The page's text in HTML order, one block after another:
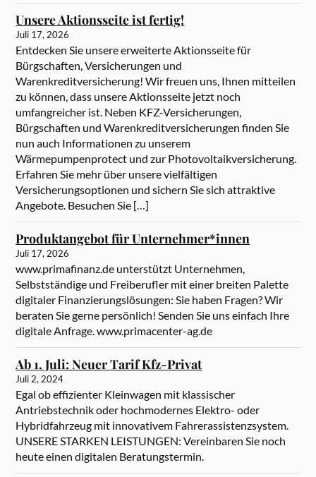
Unsere Aktionsseite ist fertig!
Juli 17, 2026
Entdecken Sie unsere erweiterte Aktionsseite für
Bürgschaften, Versicherungen und
Warenkreditversicherung! Wir freuen uns, Ihnen mitteilen
zu können, dass unsere Aktionsseite jetzt noch
umfangreicher ist. Neben KFZ-Versicherungen,
Bürgschaften und Warenkreditversicherungen finden Sie
nun auch Informationen zu unserem
Wärmepumpenprotect und zur Photovoltaikversicherung.
Erfahren Sie mehr über unsere vielfältigen
Versicherungsoptionen und sichern Sie sich attraktive
Angebote. Besuchen Sie […]
Produktangebot für Unternehmer*innen
Juli 17, 2026
www.primafinanz.de unterstützt Unternehmen,
Selbstständige und Freiberufler mit einer breiten Palette
digitaler Finanzierungslösungen: Sie haben Fragen? Wir
beraten Sie gerne persönlich! Senden Sie uns einfach Ihre
digitale Anfrage. www.primacenter-ag.de
Ab 1. Juli: Neuer Tarif Kfz-Privat
Juli 2, 2024
Egal ob effizienter Kleinwagen mit klassischer
Antriebstechnik oder hochmodernes Elektro- oder
Hybridfahrzeug mit innovativem Fahrerassistenzsystem.
UNSERE STARKEN LEISTUNGEN: Vereinbaren Sie noch
heute einen digitalen Beratungstermin.